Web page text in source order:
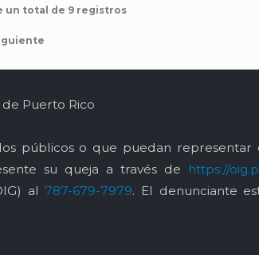
un total de 9 registros
Puerto Rico
públicos o que puedan
su queja a través de https://
al 787-679-7979. El denunciante